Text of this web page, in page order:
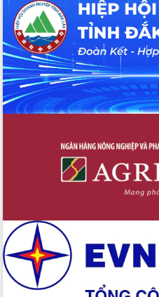
hiện nhiệm vụ quản lý tài sản công
hàng tuần
Tháo gỡ những vướng mắc, đẩy mạnh
công tác cải cách thủ tục hành chính
tại Trung tâm Phục vụ hành chính
công tỉnh
Đắk Lắk: Tôn vinh 46 giải pháp tại Hội
về phát triển nuôi trồng thủy sản
Phó Chủ tịch UBND tỉnh Đắk Lắk
Trương Công Thái kiểm tra thực địa
Dự án cao tốc Khánh Hòa - Buôn Ma
Định vị cà phê Việt Nam như một “di
sản sống” trong dòng chảy toàn cầu
Xây dựng nông thôn mới: Nâng cao đời
sống người dân từ những mô hình thiết
thực